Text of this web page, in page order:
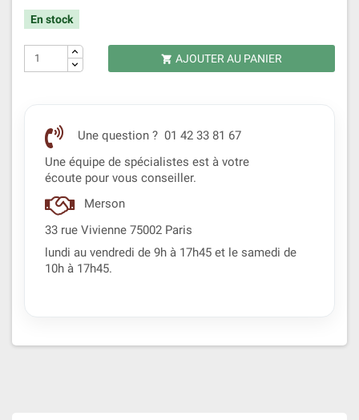
En stock
 AJOUTER AU PANIER
Une question ? 01 42 33 81 67
Une équipe de spécialistes est à votre
écoute pour vous conseiller.
Merson
33 rue Vivienne 75002 Paris
lundi au vendredi de 9h à 17h45 et le samedi de
10h à 17h45.